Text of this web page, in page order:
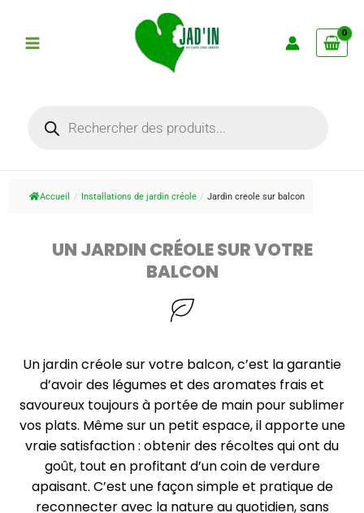
contenu
produits
Accueil / Installations de jardin créole / Jardin creole sur balcon
UN JARDIN CRÉOLE SUR VOTRE
BALCON
Un jardin créole sur votre balcon, c’est la garantie
d’avoir des légumes et des aromates frais et
savoureux toujours à portée de main pour sublimer
vos plats. Même sur un petit espace, il apporte une
vraie satisfaction : obtenir des récoltes qui ont du
goût, tout en profitant d’un coin de verdure
apaisant. C’est une façon simple et pratique de
reconnecter avec la nature au quotidien, sans